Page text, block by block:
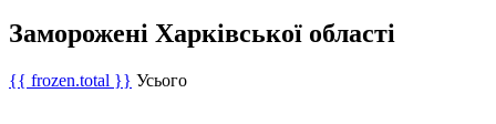
Заморожені Харківської області
{{ frozen.total }} Усього